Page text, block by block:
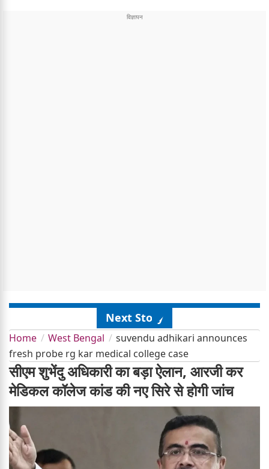
Next Story
Home West Bengal
suvendu adhikari announces
fresh probe rg kar medical college case
सीएम शुभेंदु अधिकारी का बड़ा ऐलान, आरजी कर
मेडिकल कॉलेज कांड की नए सिरे से होगी जांच